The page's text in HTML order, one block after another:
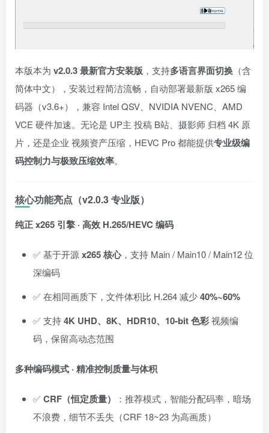
本版本为 v2.0.3 最新官方安装版 ，支持多语言界面切换 （含
简体中文），安装过程简洁流畅，自动部署最新版 x265 编
码器（v3.6+），兼容 Intel QSV、NVIDIA NVENC、AMD
VCE 硬件加速。无论是 UP主 投稿 B站、摄影师 归档 4K 原
片，还是企业 视频资产压缩，HEVC Pro 都能提供专业级编
码控制力与极致压缩效率。
核心功能亮点（v2.0.3 专业版）
纯正 x265 引擎 · 高效 H.265/HEVC 编码
✅ 基于开源x265 核心，支持 Main / Main10 / Main12 位
深编码
✅ 在相同画质下，文件体积比 H.264 减少40%~60%
✅ 支持4K UHD、8K、HDR10、10-bit 色彩视频编
码，保留高动态范围
多种编码模式 · 精准控制质量与体积
✅CRF（恒定质量）
：推荐模式，智能分配码率，暗场
不浪费，细节不丢失（CRF 18~23 为高画质）